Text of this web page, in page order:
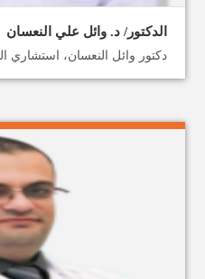
الدكتور/ د. وائل علي النعسان